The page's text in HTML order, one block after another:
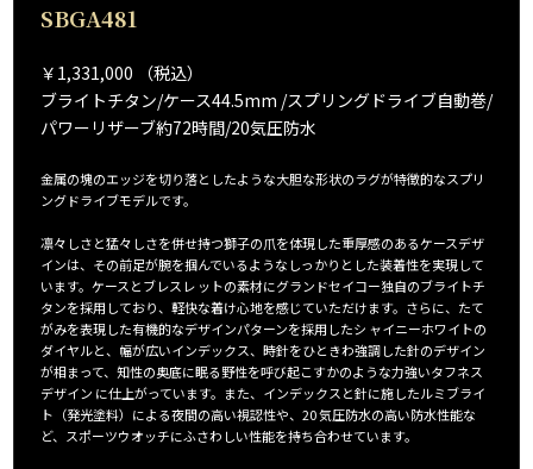
SBGA481
￥1,331,000 （税込）
ブライトチタン/ケース44.5mm /スプリングドライブ自動巻/
パワーリザーブ約72時間/20気圧防水
金属の塊のエッジを切り落としたような大胆な形状のラグが特徴的なスプリ
ングドライブモデルです。
凛々しさと猛々しさを併せ持つ獅子の爪を体現した重厚感のあるケースデザ
インは、その前足が腕を掴んでいるようなしっかりとした装着性を実現して
います。ケースとブレスレ ットの素材にグランドセイコー独自のブライトチ
タンを採用しており、軽快な着け心地を感じていただけます。さらに、たて
がみを表現した有機的なデザインパターンを採用したシ ャイニーホワイトの
ダイヤルと、幅が広いインデックス、時針をひときわ強調した針のデザイン
が相まって、知性の奥底に眠る野性を呼び起こすかのような力強いタフネス
デザイン に仕上がっています。また、インデックスと針に施したルミブライ
ト（発光塗料）による夜間の高い視認性や、20 気圧防水の高い防水性能な
ど、スポーツウオッチにふさわしい性能を持ち合わせています。